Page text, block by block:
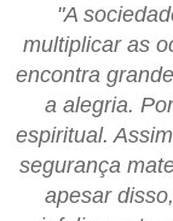
"A
multiplicar as
encontra
a alegria.
espiritual.
segurança
apesar